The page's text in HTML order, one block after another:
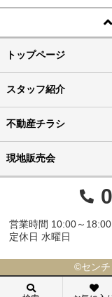
トップページ
スタッフ紹介
不動産チラシ
現地販売会
営業時間 10:00～18:00
定休日 水曜日
©センチ